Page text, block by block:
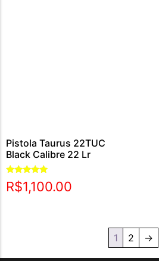
Pistola Taurus 22TUC
Black Calibre 22 Lr
Avaliação
5.00
R$1,100.00
1 2 →